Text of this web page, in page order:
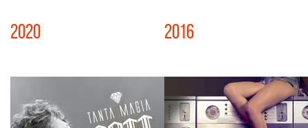
2020 2016